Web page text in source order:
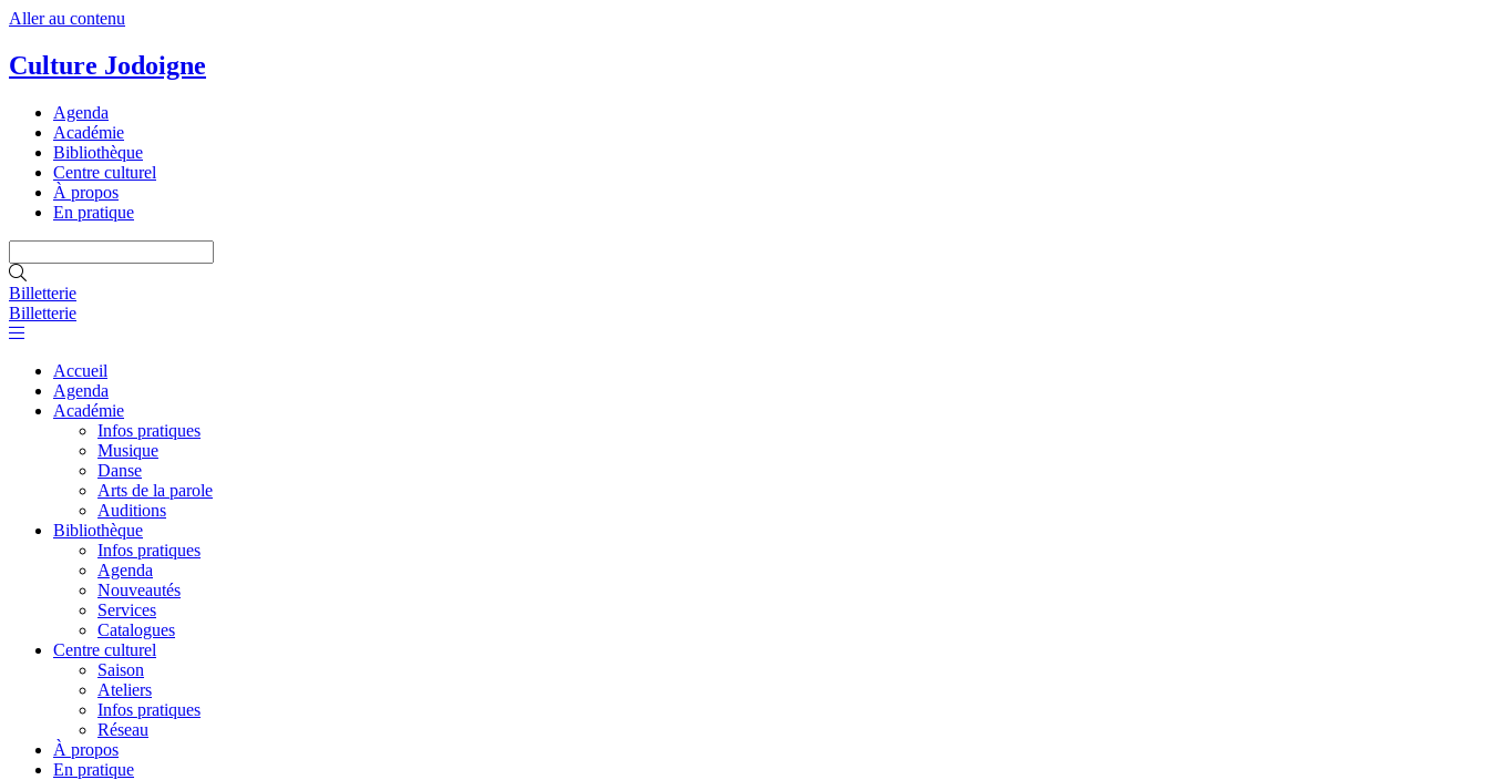
Aller au contenu
Culture Jodoigne
Agenda
Académie
Bibliothèque
Centre culturel
À propos
En pratique
Billetterie
Billetterie
Accueil
Agenda
Académie
Infos pratiques
Musique
Danse
Arts de la parole
Auditions
Bibliothèque
Infos pratiques
Agenda
Nouveautés
Services
Catalogues
Centre culturel
Saison
Ateliers
Infos pratiques
Réseau
À propos
En pratique